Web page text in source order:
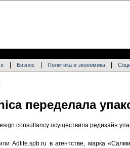
Бизнес Политика и экономика
переделала
consultancy осуществила редизайн
Adlife.spb.ru в агентстве, марка